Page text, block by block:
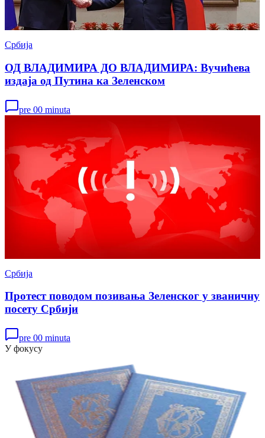
Србија
ОД ВЛАДИМИРА ДО ВЛАДИМИРА: Вучићева
издаја од Путина ка Зеленском
pre 00 minuta
Србија
Протест поводом позивања Зеленског у званичну
посету Србији
pre 00 minuta
У фокусу